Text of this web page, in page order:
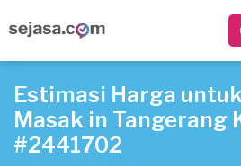
Estimasi Harga
Masak in Tangerang
#2441702